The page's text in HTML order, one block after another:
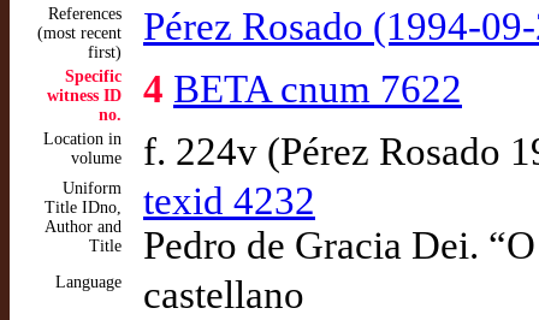
References
(most recent
first)
Pérez Rosado (1994-
Specific
witness ID
no.
4 BETA cnum 7622
Location in
volume
f. 224v (Pérez Rosado
Uniform
Title IDno,
Author and
Title
texid 4232
Pedro de Gracia Dei.
Language castellano